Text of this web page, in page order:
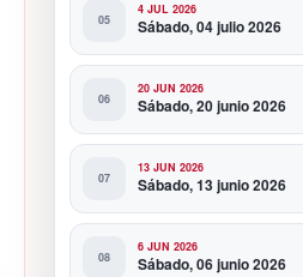
4 JUL 2026
Sábado, 04 julio 2026
20 JUN 2026
Sábado, 20 junio 2026
13 JUN 2026
Sábado, 13 junio 2026
6 JUN 2026
Sábado, 06 junio 2026